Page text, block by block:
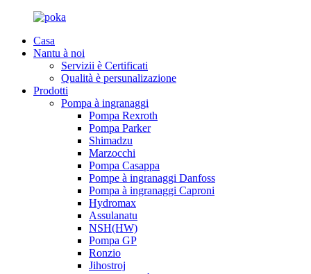
Casa
Nantu à noi
Servizii è Certificati
Qualità è persunalizazione
Prodotti
Pompa à ingranaggi
Pompa Rexroth
Pompa Parker
Shimadzu
Marzocchi
Pompa Casappa
Pompe à ingranaggi Danfoss
Pompa à ingranaggi Caproni
Hydromax
Assulanatu
NSH(HW)
Pompa GP
Ronzio
Jihostroj